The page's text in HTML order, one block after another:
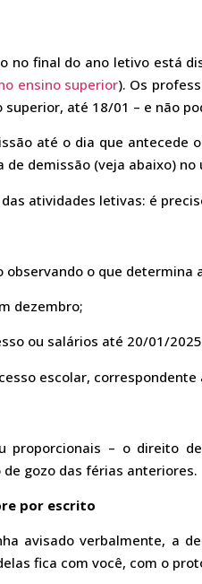
no final do ano letivo está
ensino superior). Os
superior, até 18/01 – e não
até o dia que antecede
de demissão (veja abaixo)
atividades letivas: é
observando o que determina
dezembro;
ou salários até 20/01/
escolar,
proporcionais – o direito
gozo das férias anteriores.
por escrito
avisado verbalmente, a
fica com você, com o